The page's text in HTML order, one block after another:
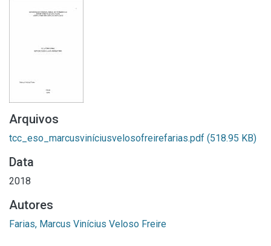
Arquivos
tcc_eso_marcusviníciusvelosofreirefarias.pdf (518.95 KB)
Data
2018
Autores
Farias, Marcus Vinícius Veloso Freire